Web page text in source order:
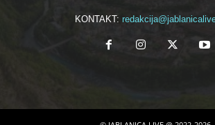
KONTAKT: